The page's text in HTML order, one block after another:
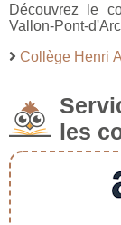
Découvrez le
Vallon-Pont-
Collège Henri
les